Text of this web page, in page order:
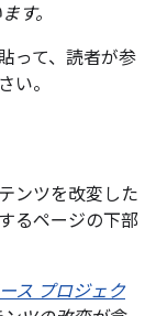
す。
って、読者が参
い。
ンツを改変した
るページの下部
ス プロジェク